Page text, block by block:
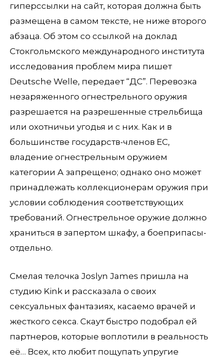
гиперссылки на сайт, которая должна быть
размещена в самом тексте, не ниже второго
абзаца. Об этом со ссылкой на доклад
Стокгольмского международного института
исследования проблем мира пишет
Deutsche Welle, передает “ДС”. Перевозка
незаряженного огнестрельного оружия
разрешается на разрешенные стрельбища
или охотничьи угодья и с них. Как и в
большинстве государств-членов ЕС,
владение огнестрельным оружием
категории А запрещено; однако оно может
принадлежать коллекционерам оружия при
условии соблюдения соответствующих
требований. Огнестрельное оружие должно
храниться в запертом шкафу, а боеприпасы-
отдельно.
Смелая телочка Joslyn James пришла на
студию Kink и рассказала о своих
сексуальных фантазиях, касаемо врачей и
жесткого секса. Скаут быстро подобрал ей
партнеров, которые воплотили в реальность
её… Всех, кто любит пощупать упругие